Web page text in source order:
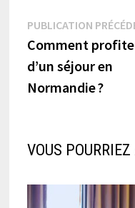
Navigation
de
l’article
PUBLICATION
Comment
d’un séjour en
Normandie ?
VOUS